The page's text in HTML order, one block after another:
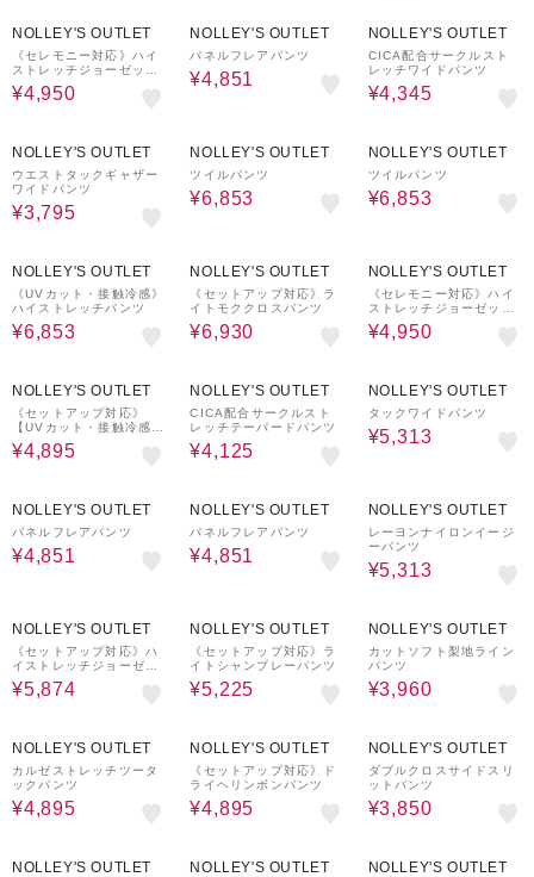
NOLLEY'S OUTLET
《セレモニー対応》ハイ
ストレッチジョーゼット
パンツ
¥4,950
NOLLEY'S OUTLET
パネルフレアパンツ
¥4,851
NOLLEY'S OUTLET
CICA配合サークルスト
レッチワイドパンツ
¥4,345
NOLLEY'S OUTLET
ウエストタックギャザー
ワイドパンツ
¥3,795
NOLLEY'S OUTLET
ツイルパンツ
¥6,853
NOLLEY'S OUTLET
ツイルパンツ
¥6,853
NOLLEY'S OUTLET
《UVカット・接触冷感》
ハイストレッチパンツ
¥6,853
NOLLEY'S OUTLET
《セットアップ対応》ラ
イトモククロスパンツ
¥6,930
NOLLEY'S OUTLET
《セレモニー対応》ハイ
ストレッチジョーゼット
パンツ
¥4,950
NOLLEY'S OUTLET
《セットアップ対応》
【UVカット・接触冷感】
ライトツイルセミワイド
パンツ
¥4,895
NOLLEY'S OUTLET
CICA配合サークルスト
レッチテーパードパンツ
¥4,125
NOLLEY'S OUTLET
タックワイドパンツ
¥5,313
NOLLEY'S OUTLET
パネルフレアパンツ
¥4,851
NOLLEY'S OUTLET
パネルフレアパンツ
¥4,851
NOLLEY'S OUTLET
レーヨンナイロンイージ
ーパンツ
¥5,313
NOLLEY'S OUTLET
《セットアップ対応》ハ
イストレッチジョーゼッ
トパンツ
¥5,874
NOLLEY'S OUTLET
《セットアップ対応》ラ
イトシャンブレーパンツ
¥5,225
NOLLEY'S OUTLET
カットソフト梨地ライン
パンツ
¥3,960
NOLLEY'S OUTLET
カルゼストレッチツータ
ックパンツ
¥4,895
NOLLEY'S OUTLET
《セットアップ対応》ド
ライヘリンボンパンツ
¥4,895
NOLLEY'S OUTLET
ダブルクロスサイドスリ
ットパンツ
¥3,850
NOLLEY'S OUTLET NOLLEY'S OUTLET NOLLEY'S OUTLET